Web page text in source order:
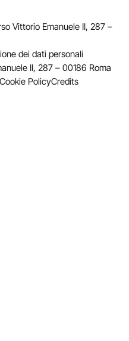
Vittorio Emanuele II, 287 –
dei dati personali
II, 287 – 00186 Roma
Cookie PolicyCredits